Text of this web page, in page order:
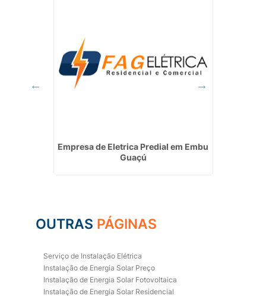
Empresa de Eletrica Predial em Embu
Guaçú
OUTRAS PÁGINAS
Serviço de Instalação Elétrica
Instalação de Energia Solar Preço
Instalação de Energia Solar Fotovoltaica
Instalação de Energia Solar Residencial